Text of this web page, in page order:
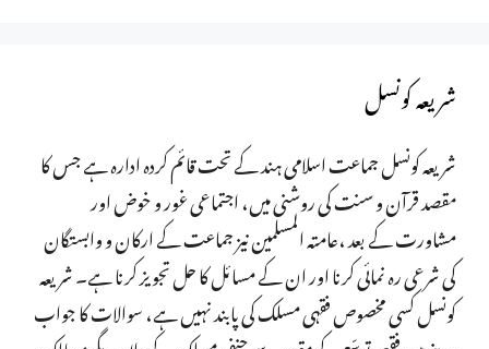
شریعہ کونسل
شریعہ کونسل جماعت اسلامی ہند کے تحت قائم کردہ ادارہ ہے جس کا
مقصد قرآن و سنت کی روشنی میں، اجتماعی غور و خوض اور
مشاورت کے بعد ،عامتہ المسلمین نیز جماعت کے ارکان و وابستگان
کی شرعی رہ نمائی کرنا اور ان کے مسائل کا حل تجویز کرنا ہے۔ شریعہ
کونسل کسی مخصوص فقہی مسلک کی پابند نہیں ہے، سوالات کا جواب